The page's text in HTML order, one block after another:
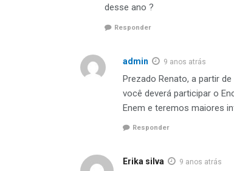
desse ano ?
Responder
admin 9 anos atrás
Prezado Renato, a partir
você deverá participar o
Enem e teremos maiores
Responder
Erika silva 9 anos atrás